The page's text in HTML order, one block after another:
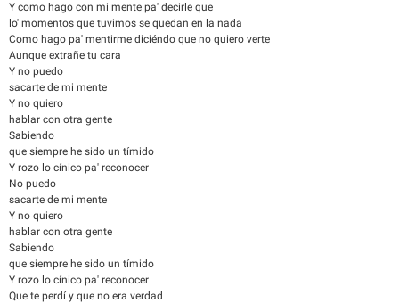
Y como hago con mi mente pa' decirle que
lo' momentos que tuvimos se quedan en la nada
Como hago pa' mentirme diciéndo que no quiero verte
Aunque extrañe tu cara
Y no puedo
sacarte de mi mente
Y no quiero
hablar con otra gente
Sabiendo
que siempre he sido un tímido
Y rozo lo cínico pa' reconocer
No puedo
sacarte de mi mente
Y no quiero
hablar con otra gente
Sabiendo
que siempre he sido un tímido
Y rozo lo cínico pa' reconocer
Que te perdí y que no era verdad